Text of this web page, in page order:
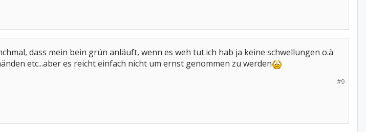
dass mein bein grün anläuft, wenn es weh tut.ich hab ja keine schwellungen o.ä
etc...aber es reicht einfach nicht um ernst genommen zu werden
#9